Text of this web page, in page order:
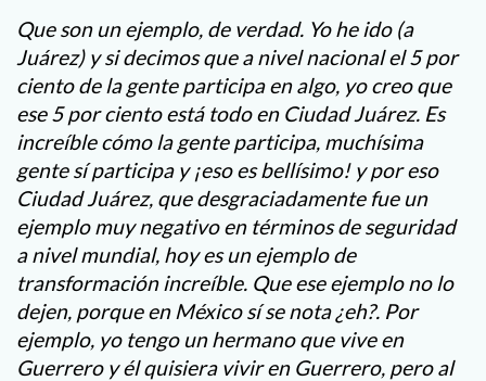
Que son un ejemplo, de verdad. Yo he ido (a
Juárez) y si decimos que a nivel nacional el 5 por
ciento de la gente participa en algo, yo creo que
ese 5 por ciento está todo en Ciudad Juárez. Es
increíble cómo la gente participa, muchísima
gente sí participa y ¡eso es bellísimo! y por eso
Ciudad Juárez, que desgraciadamente fue un
ejemplo muy negativo en términos de seguridad
a nivel mundial, hoy es un ejemplo de
transformación increíble. Que ese ejemplo no lo
dejen, porque en México sí se nota ¿eh?. Por
ejemplo, yo tengo un hermano que vive en
Guerrero y él quisiera vivir en Guerrero, pero al